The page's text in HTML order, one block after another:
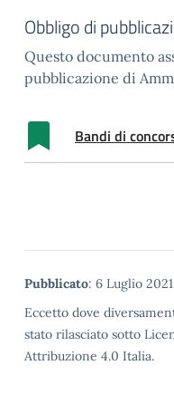
Obbligo di
Questo documento
pubblicazione di
Bandi di
Metadata
Pubblicato: 6 Luglio
Eccetto dove
stato rilasciato sotto
Attribuzione 4.0 Italia.